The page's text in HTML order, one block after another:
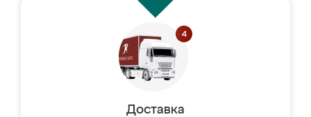
Доставка